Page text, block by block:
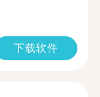
下载软件